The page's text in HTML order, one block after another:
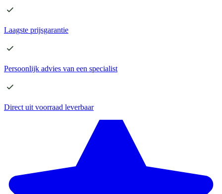
Laagste prijsgarantie
Persoonlijk advies van een specialist
Direct uit voorraad leverbaar